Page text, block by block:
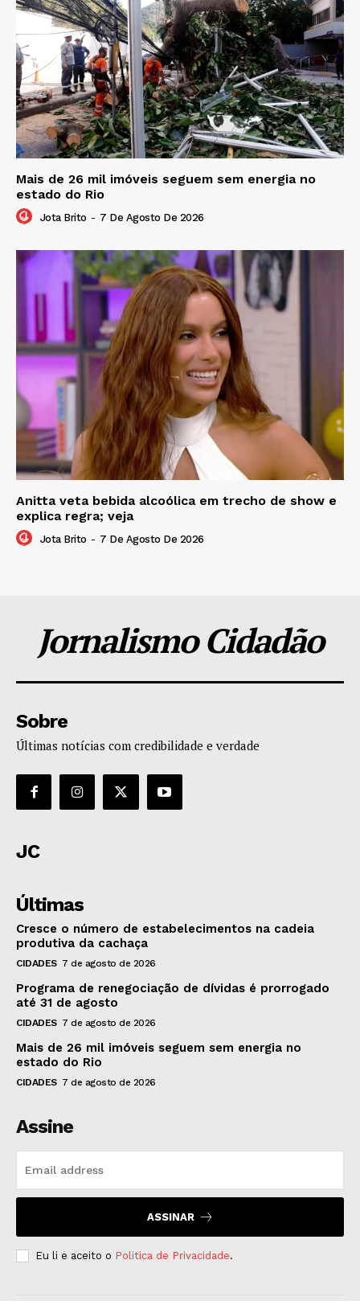
Mais de 26 mil imóveis seguem sem energia no
estado do Rio
Jota Brito - 7 De Agosto De 2026
Anitta veta bebida alcoólica em trecho de show e
explica regra; veja
Jota Brito - 7 De Agosto De 2026
Jornalismo Cidadão
Sobre
Últimas notícias com credibilidade e verdade
JC
Últimas
Cresce o número de estabelecimentos na cadeia
produtiva da cachaça
CIDADES 7 de agosto de 2026
Programa de renegociação de dívidas é prorrogado
até 31 de agosto
CIDADES 7 de agosto de 2026
Mais de 26 mil imóveis seguem sem energia no
estado do Rio
CIDADES 7 de agosto de 2026
Assine
ASSINAR
Eu li e aceito o Politica de Privacidade.